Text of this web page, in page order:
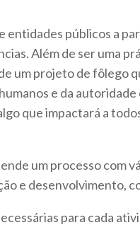
entidades públicos a
Além de ser uma
um projeto de fôlego
e da
que impactará a
um processo com
e desenvolvimento,
para cada